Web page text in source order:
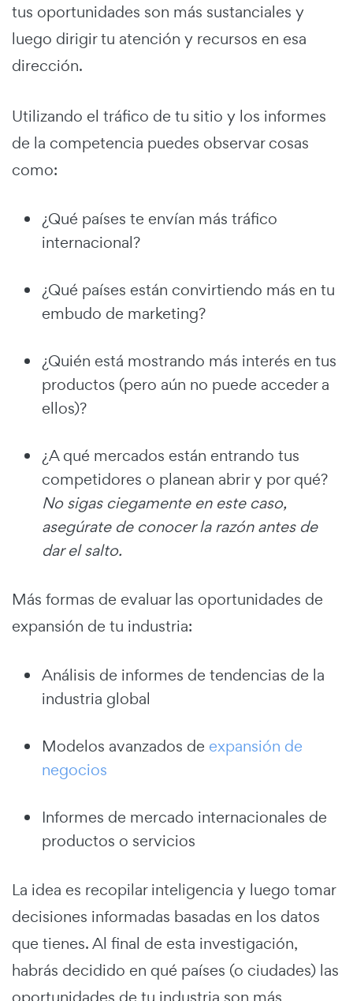
tus oportunidades son más sustanciales y
luego dirigir tu atención y recursos en esa
dirección.
Utilizando el tráfico de tu sitio y los informes
de la competencia puedes observar cosas
como:
¿Qué países te envían más tráfico
internacional?
¿Qué países están convirtiendo más en tu
embudo de marketing?
¿Quién está mostrando más interés en tus
productos (pero aún no puede acceder a
ellos)?
¿A qué mercados están entrando tus
competidores o planean abrir y por qué?
No sigas ciegamente en este caso,
asegúrate de conocer la razón antes de
dar el salto.
Más formas de evaluar las oportunidades de
expansión de tu industria:
Análisis de informes de tendencias de la
industria global
Modelos avanzados de expansión de
negocios
Informes de mercado internacionales de
productos o servicios
La idea es recopilar inteligencia y luego tomar
decisiones informadas basadas en los datos
que tienes. Al final de esta investigación,
habrás decidido en qué países (o ciudades) las
oportunidades de tu industria son más